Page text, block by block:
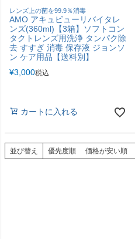
レンズ上の菌を99.9％消毒
AMO アキュビューリバイタレ
ンズ(360ml)【3箱】ソフトコン
タクトレンズ用洗浄 タンパク除
去 すすぎ 消毒 保存液 ジョンソ
ン ケア用品【送料別】
¥3,000税込
カートに入れる
並び替え 優先度順 価格が安い順